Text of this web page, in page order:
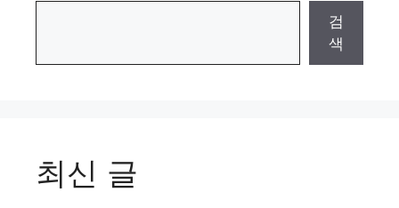
검
색
최신 글